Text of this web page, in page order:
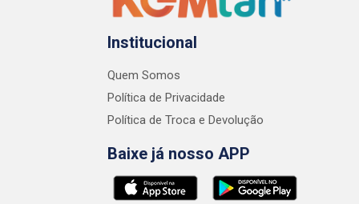
Institucional
Quem Somos
Política de Privacidade
Política de Troca e Devolução
Baixe já nosso APP